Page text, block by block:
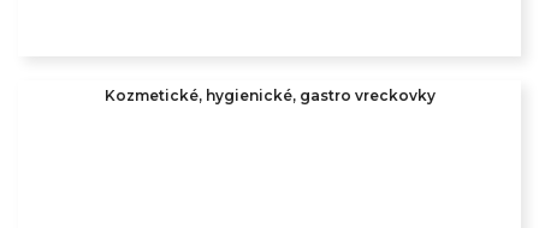
Kozmetické, hygienické, gastro vreckovky